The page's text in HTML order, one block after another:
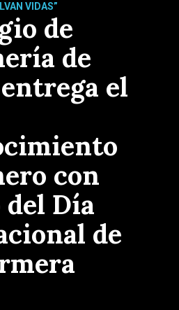
VIDAS”
de
de
el
con
Día
de